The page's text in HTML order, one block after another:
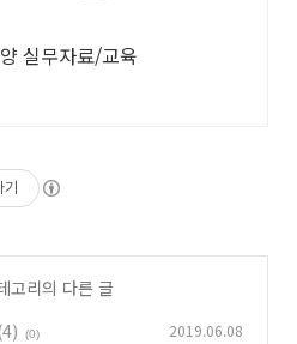
실무자료/교육
고리의 다른 글
(0) 2019.06.08